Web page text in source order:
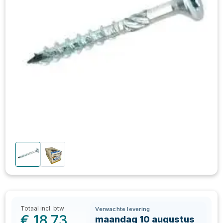
Totaal incl. btw Verwachte levering
maandag 10 augustus